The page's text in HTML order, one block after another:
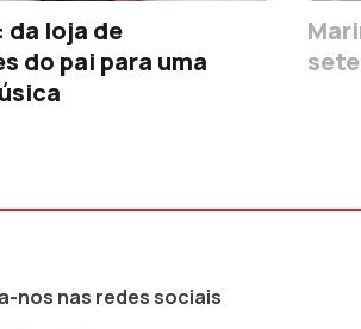
da loja de
do pai para uma
nos nas redes sociais